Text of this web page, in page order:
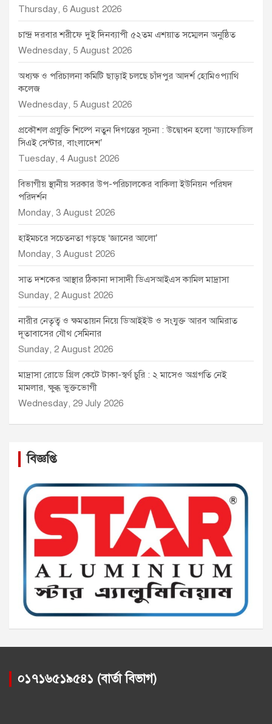
Thursday, 6 August 2026
চান্দ্র দরবার শরীফে দুই দিনব্যাপী ৫২তম এশয়াত সম্মেলন অনুষ্ঠিত
Wednesday, 5 August 2026
অধ্যক্ষ ও পরিচালনা কমিটি ছাড়াই চলছে চাঁদপুর আদর্শ হোমিওপ্যাথি
কলেজ
Wednesday, 5 August 2026
প্রকৌশল প্রযুক্তি শিল্পে নতুন দিগন্তের সূচনা : উদ্বোধন হলো ‘ড্যাফোডিল
সিএই সেন্টার, বাংলাদেশ’
Tuesday, 4 August 2026
বিভাগীয় স্থানীয় সরকার উপ-পরিচালকের বাকিলা ইউনিয়ন পরিষদ
পরিদর্শন
Monday, 3 August 2026
হাইমচরে সচেতনতা গড়ছে ‘জ্ঞানের আলো’
Monday, 3 August 2026
সাত দশকের আস্থার ঠিকানা দাসাদী ডিএসআইএস কামিল মাদ্রাসা
Sunday, 2 August 2026
নারীর নেতৃত্ব ও ক্ষমতায়ন নিয়ে ডিআইইউ ও সংযুক্ত আরব আমিরাত
দূতাবাসের যৌথ সেমিনার
Sunday, 2 August 2026
মাদ্রাসা রোডে গ্রিল কেটে টাকা-স্বর্ণ চুরি : ২ মাসেও অগ্রগতি নেই
মামলার, ক্ষুব্ধ ভুক্তভোগী
Wednesday, 29 July 2026
বিজ্ঞপ্তি
০১৭১৬৫১৯৫৪১ (বার্তা বিভাগ)